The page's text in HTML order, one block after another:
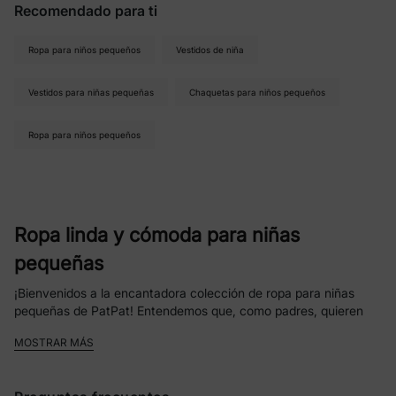
Recomendado para ti
Ropa para niños pequeños Vestidos de niña
Vestidos para niñas pequeñas Chaquetas para niños pequeños
Ropa para niños pequeños
Ropa linda y cómoda para niñas
pequeñas
¡Bienvenidos a la encantadora colección de ropa para niñas
pequeñas de PatPat! Entendemos que, como padres, quieren
todo lo que use. Nuestra selección de ropa para niñas pequeñas
MOSTRAR MÁS